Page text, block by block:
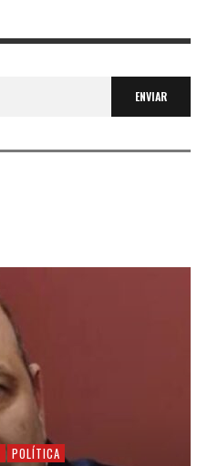
POLÍTICA